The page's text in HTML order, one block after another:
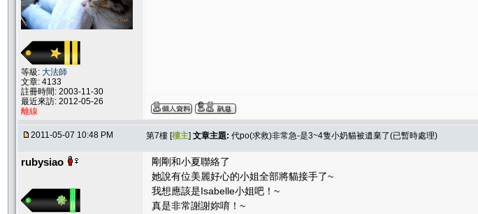
等級: 大法師
文章: 4133
註冊時間: 2003-11-30
最近來訪: 2012-05-26
離線
2011-05-07 10:48 PM 第7樓 [樓主] 文章主題: 代po(求救)非常急-是3~4隻小奶貓被遺棄了(已暫時處理)
rubysiao
剛剛和小夏聯絡了
她說有位美麗好心的小姐全部將貓接手了~
我想應該是Isabelle小姐吧！~
真是非常謝謝妳唷！~